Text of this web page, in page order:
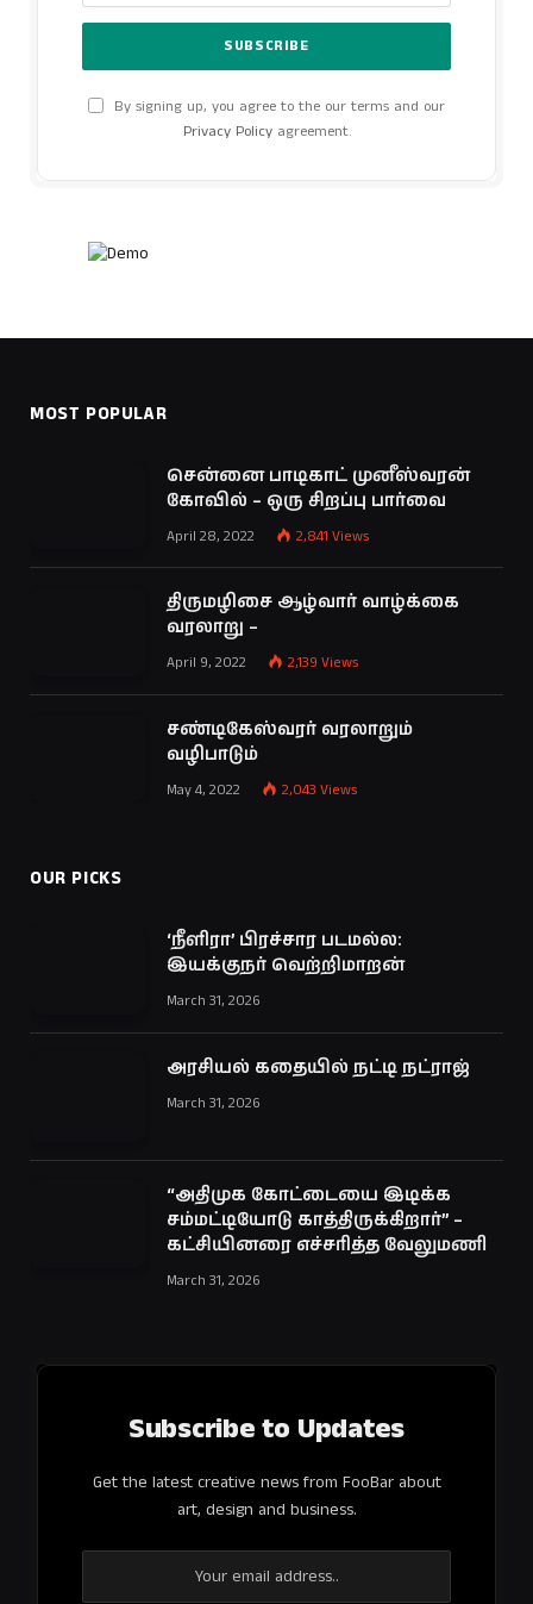
By signing up, you agree to the our terms and our
Privacy Policyagreement.
MOST POPULAR
சென்னை பாடிகாட் முனீஸ்வரன்
கோவில் – ஒரு சிறப்பு பார்வை
April 28, 2022 2,841 Views
திருமழிசை ஆழ்வார் வாழ்க்கை
வரலாறு –
April 9, 2022 2,139 Views
சண்டிகேஸ்வரர் வரலாறும்
வழிபாடும்
May 4, 2022 2,043 Views
OUR PICKS
‘நீளிரா’ பிரச்சார படமல்ல:
இயக்குநர் வெற்றிமாறன்
March 31, 2026
அரசியல் கதையில் நட்டி நட்ராஜ்
March 31, 2026
“அதிமுக கோட்டையை இடிக்க
சம்மட்டியோடு காத்திருக்கிறார்” –
கட்சியினரை எச்சரித்த வேலுமணி
March 31, 2026
Subscribe to Updates
Get the latest creative news from FooBar about
art, design and business.